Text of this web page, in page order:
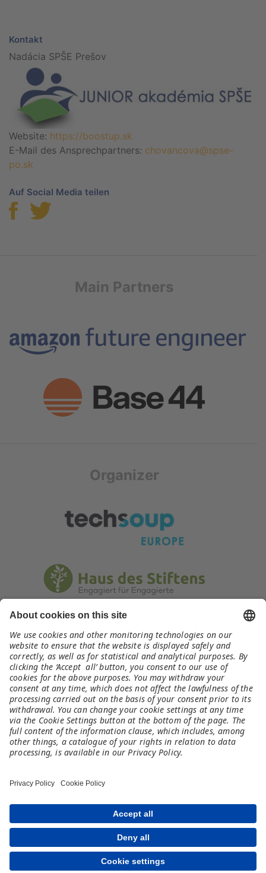
Kontakt
Nadácia SPŠE Prešov
Website: https://boostup.sk
E-Mail des Ansprechpartners: chovancova@spse-
po.sk
Auf Social Media teilen
Main Partners
Organizer
Kontakt
Datenschutz
Teilnahmebedingungen